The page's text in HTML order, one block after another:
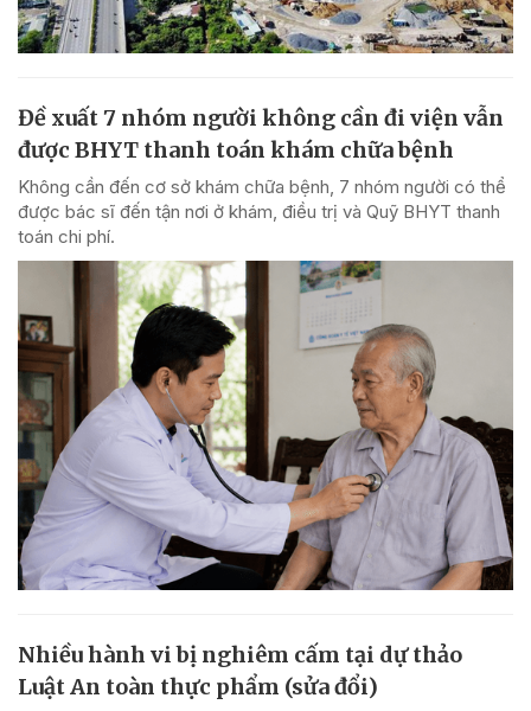
Đề xuất 7 nhóm người không cần đi viện vẫn
được BHYT thanh toán khám chữa bệnh
Không cần đến cơ sở khám chữa bệnh, 7 nhóm người có thể
được bác sĩ đến tận nơi ở khám, điều trị và Quỹ BHYT thanh
toán chi phí.
Nhiều hành vi bị nghiêm cấm tại dự thảo
Luật An toàn thực phẩm (sửa đổi)